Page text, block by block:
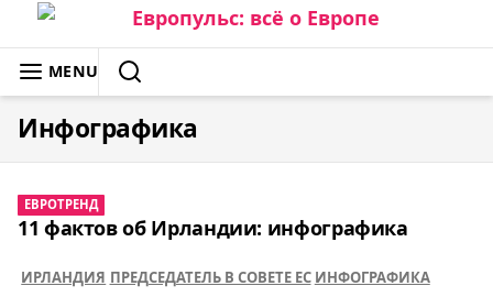
Skip
to
content
ЕВРОПУЛЬС: ВСЁ О ЕВРОПЕ
MENU
Инфографика
ЕВРОТРЕНД
11 фактов об Ирландии: инфографика
ИРЛАНДИЯ ПРЕДСЕДАТЕЛЬ В СОВЕТЕ ЕС ИНФОГРАФИКА